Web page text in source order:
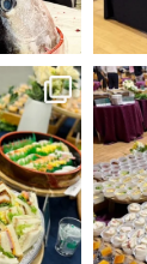
ケータリン
す✨
本日は